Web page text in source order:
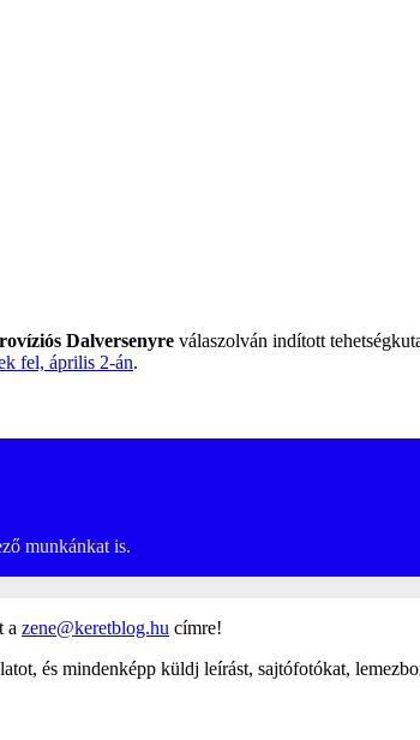
Dalversenyre válaszolván indított
fel, április 2-án.
munkánkat is.
a zene@keretblog.hu címre!
és mindenképp küldj leírást, sajtófotókat,